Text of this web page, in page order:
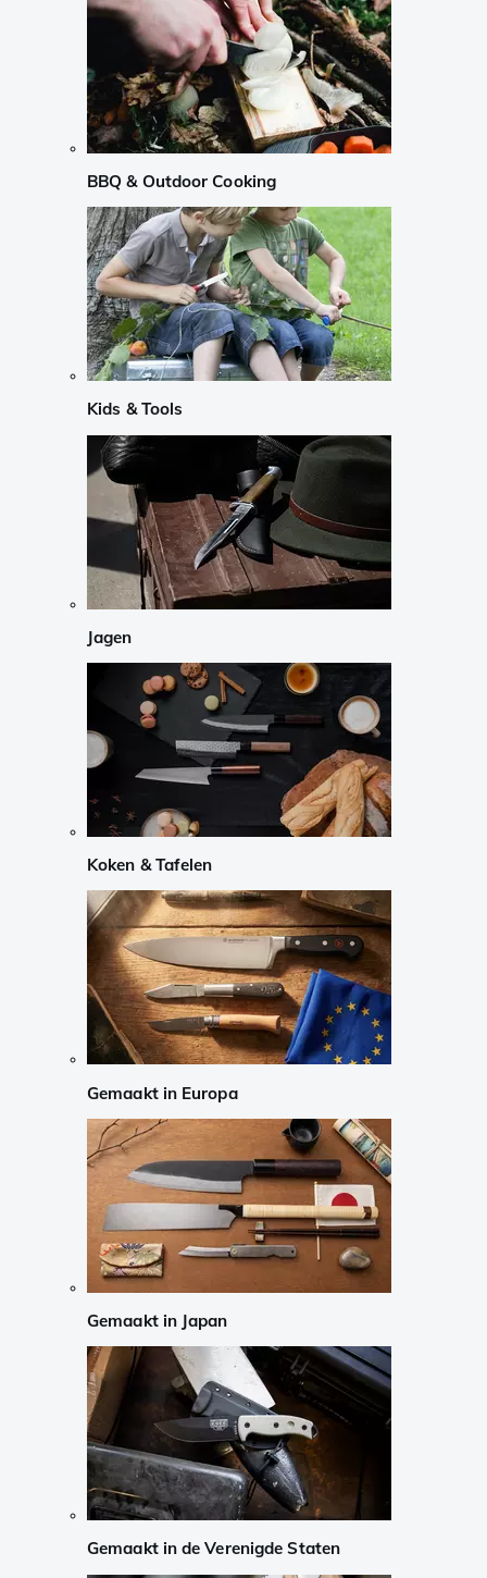
BBQ & Outdoor Cooking
Kids & Tools
Jagen
Koken & Tafelen
Gemaakt in Europa
Gemaakt in Japan
Gemaakt in de Verenigde Staten